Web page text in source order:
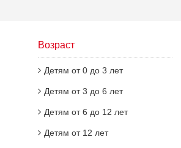
Возраст
Детям от 0 до 3 лет
Детям от 3 до 6 лет
Детям от 6 до 12 лет
Детям от 12 лет